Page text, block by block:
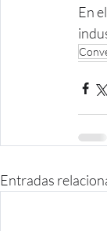
En
Entradas